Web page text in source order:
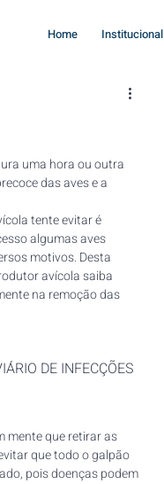
Home Institucional
uma hora ou outra
das aves e a
tente evitar é
algumas aves
motivos. Desta
avícola saiba
na remoção das
DE INFECÇÕES
mente que retirar as
que todo o galpão
pois doenças podem